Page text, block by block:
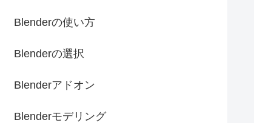
Blenderの使い方
Blenderの選択
Blenderアドオン
Blenderモデリング